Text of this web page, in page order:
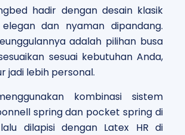
hadir dengan desain klasik
dan nyaman dipandang.
adalah pilihan busa
sesuai kebutuhan Anda,
jadi lebih personal.
kombinasi sistem
spring dan pocket spring di
dilapisi dengan Latex HR di